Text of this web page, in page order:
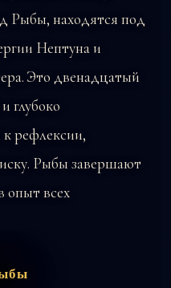
Рыбы, находятся под
Нептуна и
Это двенадцатый
глубоко
рефлексии,
Рыбы завершают
опыт всех